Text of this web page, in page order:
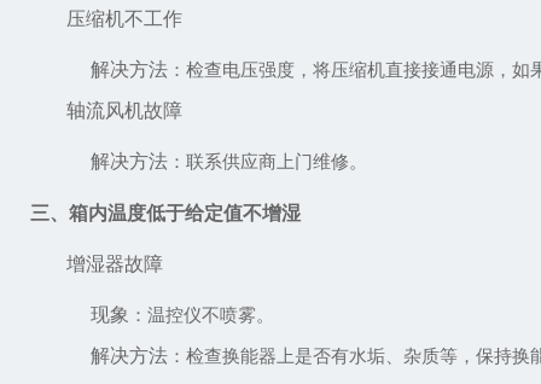
压缩机不工作
解决方法 ：检查电压强度，将压缩机直接接通电源，
轴流风机故障
解决方法 ：联系供应商上门维修。
三、箱内温度低于给定值不增湿
增湿器故障
现象 ：温控仪不喷雾。
解决方法 ：检查换能器上是否有水垢、杂质等，保持